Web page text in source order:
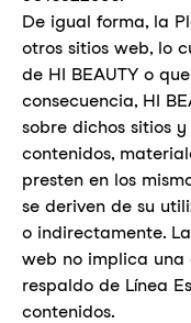
De igual forma, la
otros sitios web, lo
de HI BEAUTY o
consecuencia, HI
sobre dichos sitios
contenidos,
presten en los
se deriven de su
o indirectamente.
web no implica una
respaldo de Línea
contenidos.